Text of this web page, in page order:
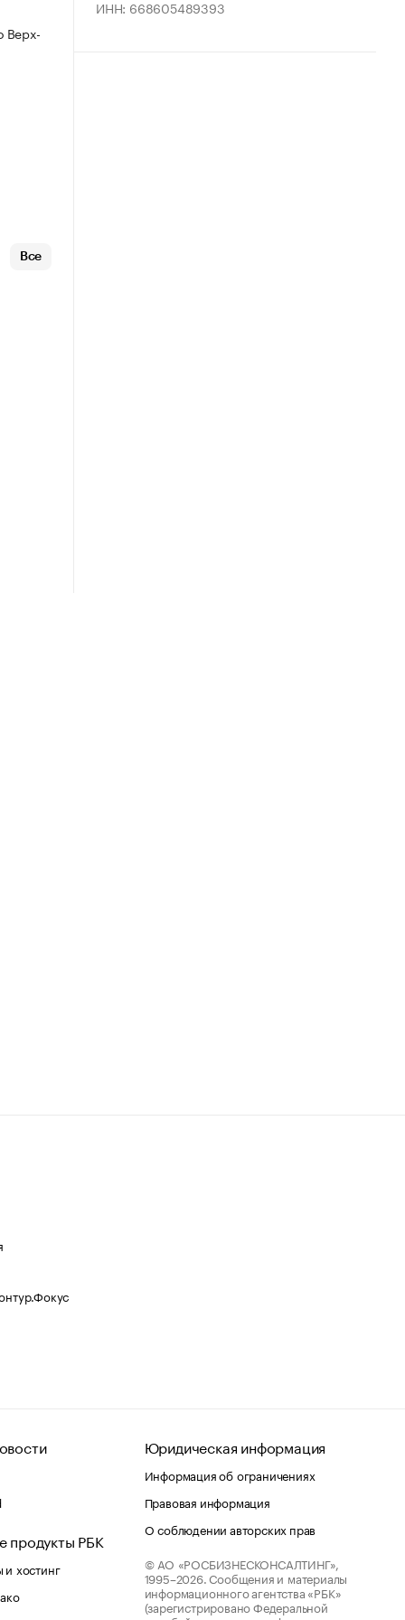
Верх-
Все
ИНН: 668605489393
продукты РБК
хостинг
Юридическая информация
Информация об ограничениях
Правовая информация
О соблюдении авторских прав
© АО «РОСБИЗНЕСКОНСАЛТИНГ»,
1995–2026. Сообщения и материалы
информационного агентства «РБК»
(зарегистрировано Федеральной